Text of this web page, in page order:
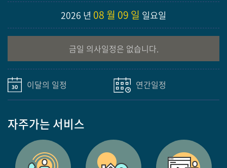
2026 년 08 월 09 일 일요일
금일 의사일정은 없습니다.
연간일정
이달의 일정
자주가는 서비스